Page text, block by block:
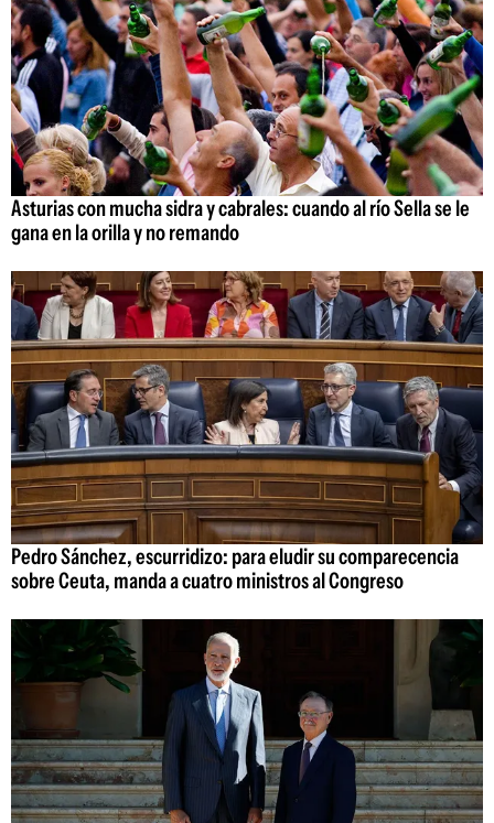
Asturias con mucha sidra y cabrales: cuando al río Sella se le
gana en la orilla y no remando
Pedro Sánchez, escurridizo: para eludir su comparecencia
sobre Ceuta, manda a cuatro ministros al Congreso